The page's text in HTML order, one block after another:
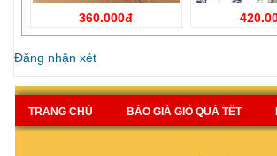
360.000đ
Đăng nhận xét
TRANG CHỦ BÁO GIÁ GIỎ QUÀ TẾT